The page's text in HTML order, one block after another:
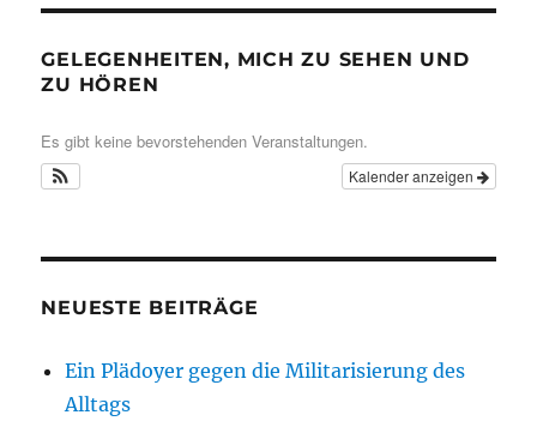
GELEGENHEITEN, MICH ZU SEHEN UND
ZU HÖREN
Es gibt keine bevorstehenden Veranstaltungen.
Kalender anzeigen
NEUESTE BEITRÄGE
Ein Plädoyer gegen die Militarisierung des
Alltags